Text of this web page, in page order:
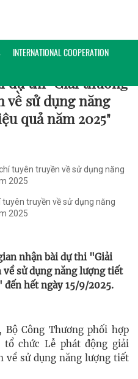
INTERNATIONAL COOPERATION
dự thi "Giải thưởng
sử dụng năng
quả năm 2025"
tuyên truyền về sử dụng năng
2025
truyền về sử dụng năng
2025
nhận bài dự thi "Giải
sử dụng năng lượng tiết
hết ngày 15/9/2025.
Bộ Công Thương phối hợp
chức Lễ phát động giải
về sử dụng năng lượng tiết